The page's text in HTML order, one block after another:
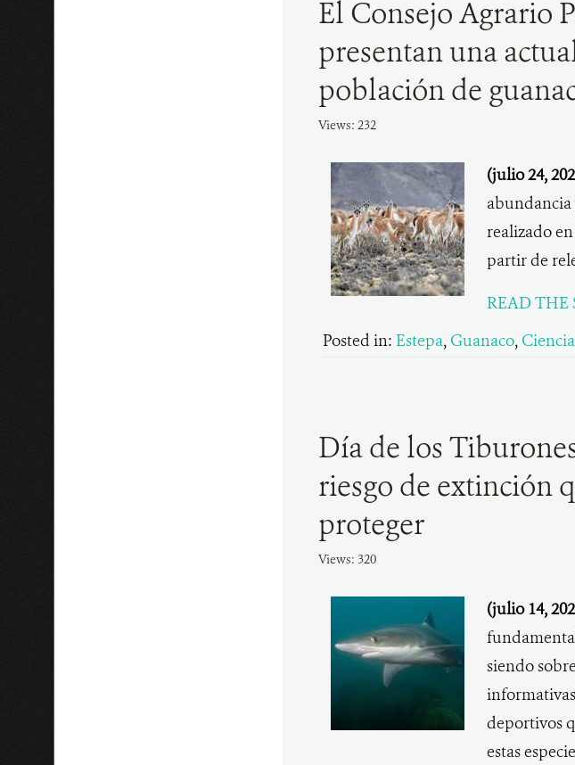
El Consejo Agrario
presentan una
población de
Views: 232
(julio 24,
realizado
partir de
READ THE
Posted in: Estepa, Guanaco, Ciencia
Día de los
riesgo de extinción
proteger
Views: 320
(julio 14,
siendo
deportivos
estas